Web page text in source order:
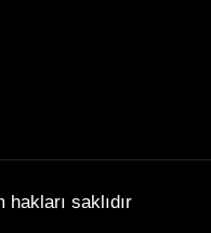
hakları saklıdır